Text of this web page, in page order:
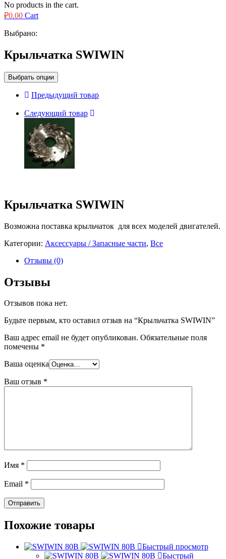
No products in the cart.
₽0.00 Cart
Выбрано:
Крыльчатка SWIWIN
Выбрать опции
Предыдущий товар
Следующий товар
Крыльчатка SWIWIN
Возможна поставка крыльчаток для всех моделей двигателей.
Категории: Аксессуары / Запасные части, Все
Отзывы (0)
Отзывы
Отзывов пока нет.
Будьте первым, кто оставил отзыв на “Крыльчатка SWIWIN”
Ваш адрес email не будет опубликован. Обязательные поля
помечены *
Ваша оценка
Ваш отзыв *
Имя *
Email *
Похожие товары
Быстрый просмотр
Быстрый